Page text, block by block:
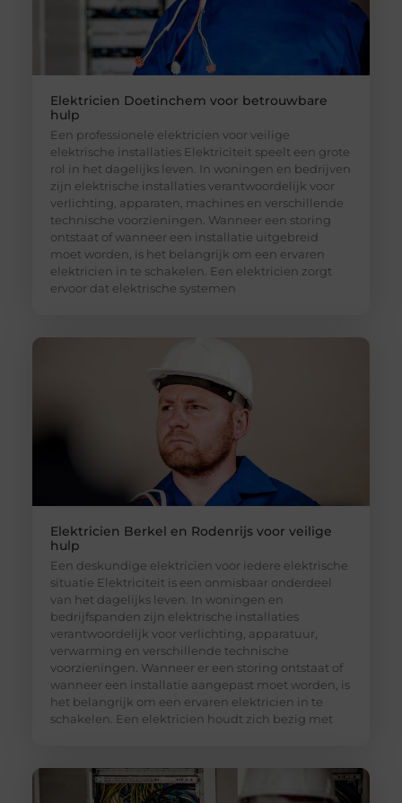
Elektricien Doetinchem voor betrouwbare
hulp
Een professionele elektricien voor veilige
elektrische installaties Elektriciteit speelt een grote
rol in het dagelijks leven. In woningen en bedrijven
zijn elektrische installaties verantwoordelijk voor
verlichting, apparaten, machines en verschillende
technische voorzieningen. Wanneer een storing
ontstaat of wanneer een installatie uitgebreid
moet worden, is het belangrijk om een ervaren
elektricien in te schakelen. Een elektricien zorgt
ervoor dat elektrische systemen
Elektricien Berkel en Rodenrijs voor veilige
hulp
Een deskundige elektricien voor iedere elektrische
situatie Elektriciteit is een onmisbaar onderdeel
van het dagelijks leven. In woningen en
bedrijfspanden zijn elektrische installaties
verantwoordelijk voor verlichting, apparatuur,
verwarming en verschillende technische
voorzieningen. Wanneer er een storing ontstaat of
wanneer een installatie aangepast moet worden, is
het belangrijk om een ervaren elektricien in te
schakelen. Een elektricien houdt zich bezig met